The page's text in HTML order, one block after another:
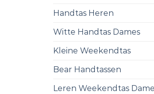
Handtas Heren
Witte Handtas Dames
Kleine Weekendtas
Bear Handtassen
Leren Weekendtas